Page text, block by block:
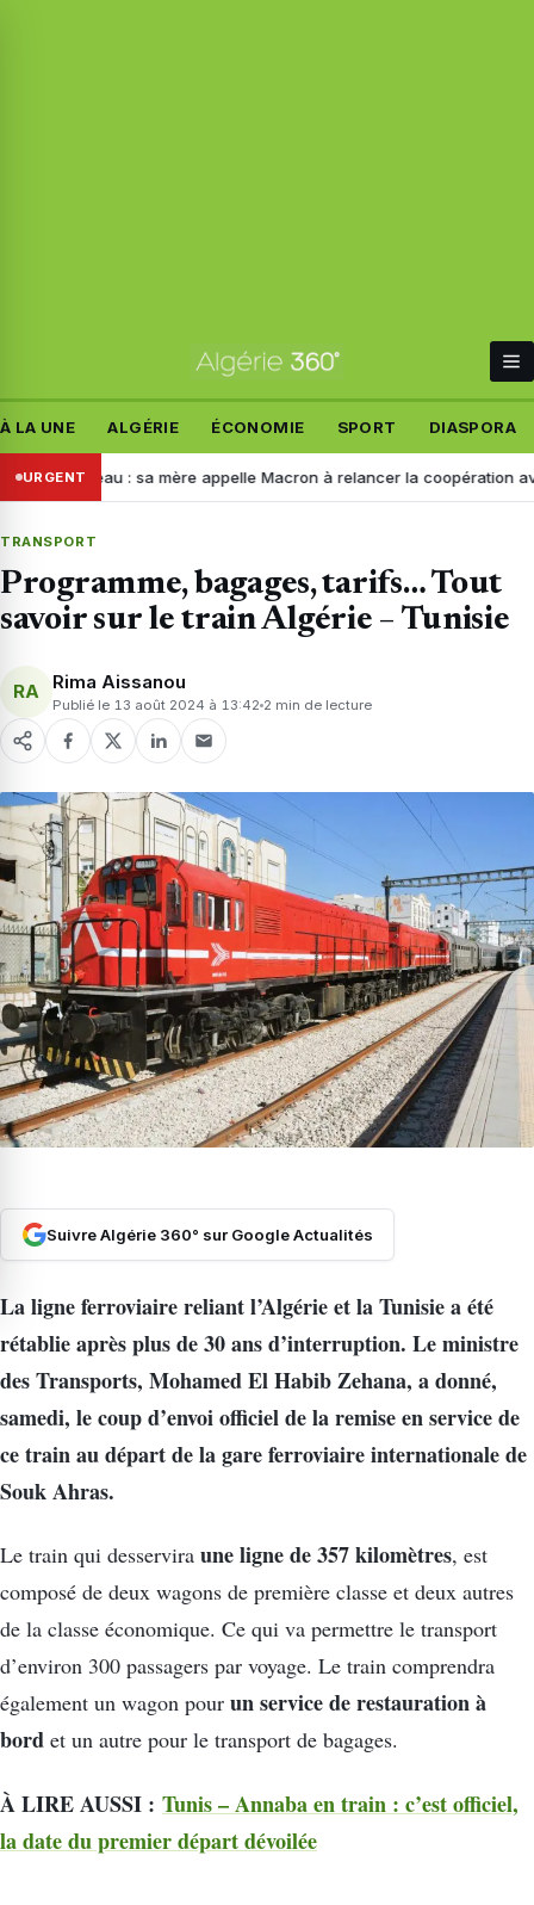
À LA UNE ALGÉRIE ÉCONOMIE SPORT DIASPORA
URGENT: sa mère appelle Macron à relancer la coopération avec
TRANSPORT
Programme, bagages, tarifs… Tout
savoir sur le train Algérie – Tunisie
RA Rima Aissanou
Publié le 13 août 2024 à 13:42 2 min de lecture
Suivre Algérie 360° sur Google Actualités
La ligne ferroviaire reliant l’Algérie et la Tunisie a été
rétablie après plus de 30 ans d’interruption. Le ministre
des Transports, Mohamed El Habib Zehana, a donné,
samedi, le coup d’envoi officiel de la remise en service de
ce train au départ de la gare ferroviaire internationale de
Souk Ahras.
Le train qui desservira une ligne de 357 kilomètres, est
composé de deux wagons de première classe et deux autres
de la classe économique. Ce qui va permettre le transport
d’environ 300 passagers par voyage. Le train comprendra
également un wagon pour un service de restauration à
bord et un autre pour le transport de bagages.
À LIRE AUSSI : Tunis – Annaba en train : c’est officiel,
la date du premier départ dévoilée